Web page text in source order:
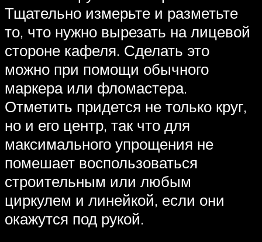
Тщательно измерьте и разметьте
то, что нужно вырезать на лицевой
стороне кафеля. Сделать это
можно при помощи обычного
маркера или фломастера.
Отметить придется не только круг,
но и его центр, так что для
максимального упрощения не
помешает воспользоваться
строительным или любым
циркулем и линейкой, если они
окажутся под рукой.